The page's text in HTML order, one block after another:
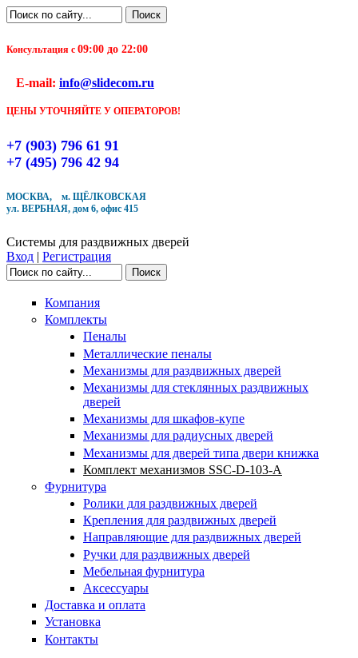
Перейти к основному содержанию
Поиск
Консультация с 09:00 до 22:00
E-mail: info@slidecom.ru
ЦЕНЫ УТОЧНЯЙТЕ У ОПЕРАТОРОВ!
+7 (903) 796 61 91
+7 (495) 796 42 94
МОСКВА, м. ЩЁЛКОВСКАЯ
ул. ВЕРБНАЯ, дом 6, офис 415
Системы для раздвижных дверей
Вход | Регистрация
Поиск
Компания
Комплекты
Пеналы
Металлические пеналы
Механизмы для раздвижных дверей
Механизмы для стеклянных раздвижных
дверей
Механизмы для шкафов-купе
Механизмы для радиусных дверей
Механизмы для дверей типа двери книжка
Комплект механизмов SSC-D-103-A
Фурнитура
Ролики для раздвижных дверей
Крепления для раздвижных дверей
Направляющие для раздвижных дверей
Ручки для раздвижных дверей
Мебельная фурнитура
Аксессуары
Доставка и оплата
Установка
Контакты
Чтобы оформить заказ, заполните форму. В течение
ближайшего времени с Вами свяжется Наш менеджер
и уточнит детали заказа а также время доставки
Кол-во товара
Купить в один клик